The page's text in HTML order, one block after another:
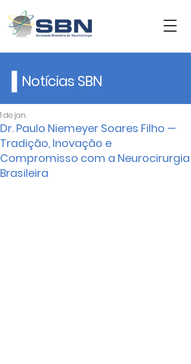
Notícias SBN
Dr. Paulo Niemeyer Soares Filho —
Tradição, Inovação e
Compromisso com a Neurocirurgia
Brasileira
1 de jan.